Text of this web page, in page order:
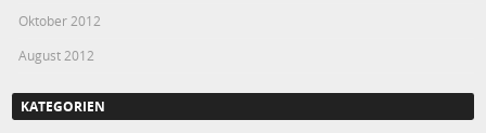
Oktober 2012
August 2012
KATEGORIEN